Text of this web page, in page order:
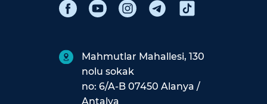
Mahmutlar Mahallesi, 130
nolu sokak
no: 6/A-B 07450 Alanya /
Antalya